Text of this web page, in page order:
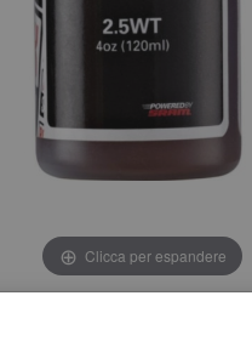
Clicca per espandere